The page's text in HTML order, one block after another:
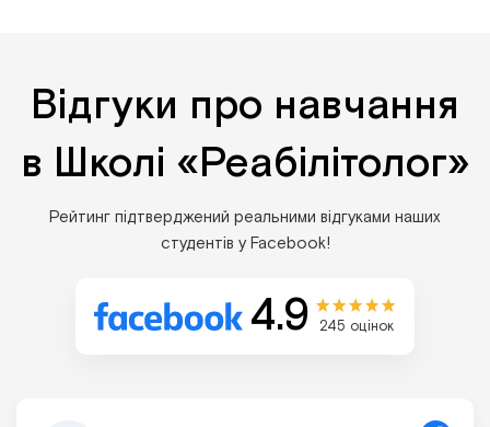
Відгуки про навчання
в Школі «Реабілітолог»
Рейтинг підтверджений реальними відгуками наших
студентів у Facebook!
4.9 245 оцінок